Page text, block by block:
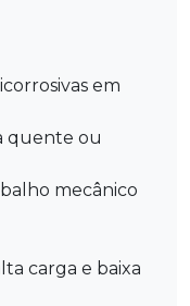
em
quente ou
mecânico
carga e baixa